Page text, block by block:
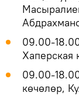
09.00-
Хаперская
09.00-
көчөлөр,